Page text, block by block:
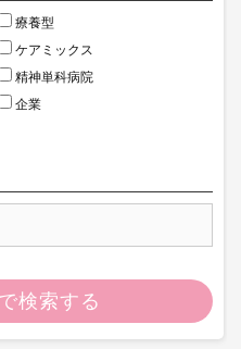
療養型
ケアミックス
精神単科病院
企業
検索する